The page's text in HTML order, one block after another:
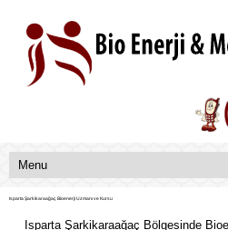
Isparta Şarkikaraağaç Bioenerji Uzmanı ve Kursu
Isparta Şarkikaraağaç Bölgesinde